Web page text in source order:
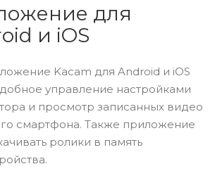
для
и iOS
Kacam для Android и iOS
управление настройками
и просмотр записанных видео
смартфона. Также приложение
ролики в память